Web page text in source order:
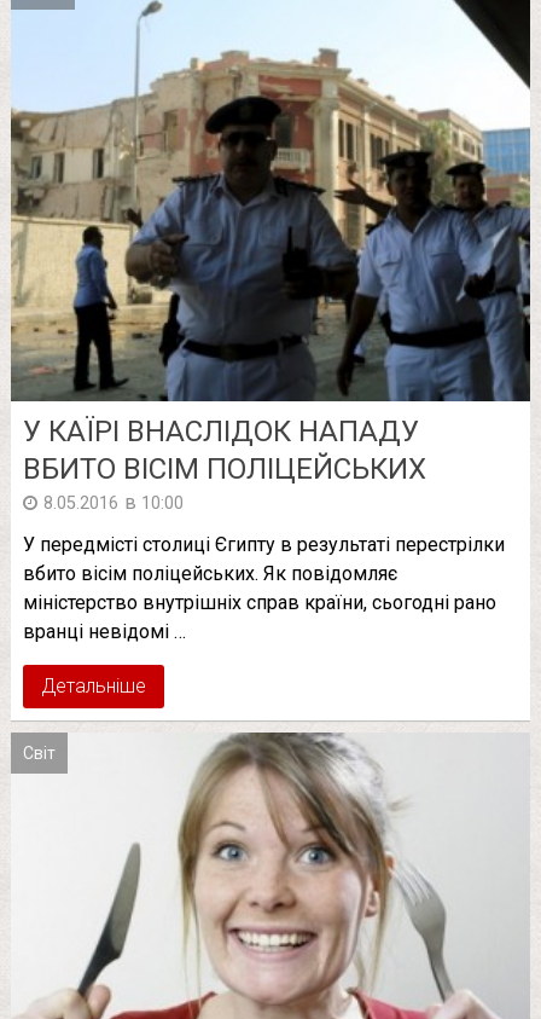
У КАЇРІ ВНАСЛІДОК НАПАДУ
ВБИТО ВІСІМ ПОЛІЦЕЙСЬКИХ
8.05.2016 в 10:00
У передмісті столиці Єгипту в результаті перестрілки
вбито вісім поліцейських. Як повідомляє
міністерство внутрішніх справ країни, сьогодні рано
вранці невідомі …
Детальніше
Світ